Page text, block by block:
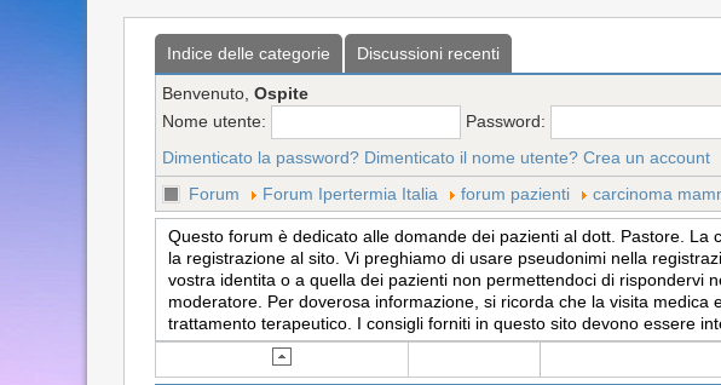
Indice delle categorie Discussioni recenti
Benvenuto, Ospite
Nome utente:
Password:
Dimenticato la password? Dimenticato il nome utente? Crea un account
Forum
Forum Ipertermia Italia forum pazienti carcinoma
Questo forum è dedicato alle domande dei pazienti al dott. Pastore.
la registrazione al sito. Vi preghiamo di usare pseudonimi nella
vostra identita o a quella dei pazienti non permettendoci di rispondervi
moderatore. Per doverosa informazione, si ricorda che la visita
trattamento terapeutico. I consigli forniti in questo sito devono essere